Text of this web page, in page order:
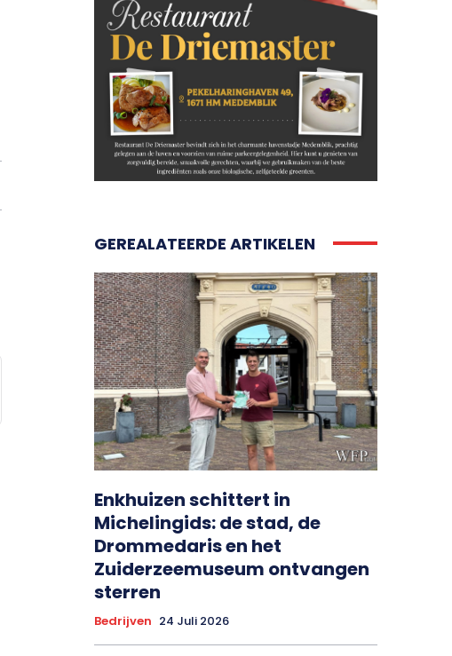
GEREALATEERDE ARTIKELEN
Enkhuizen schittert in
Michelingids: de stad, de
Drommedaris en het
Zuiderzeemuseum ontvangen
sterren
Bedrijven 24 Juli 2026